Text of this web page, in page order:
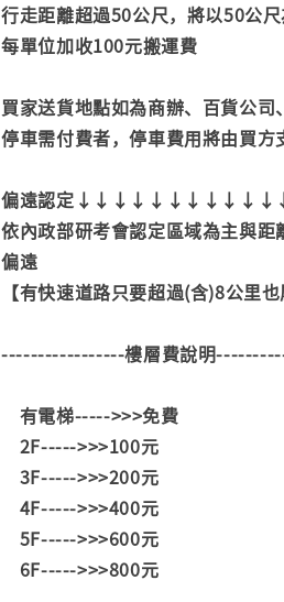
行走距離超過50公尺，將以50公
每單位加收100元搬運費
買家送貨地點如為商辦、百貨公司
停車需付費者，停車費用將由買方
偏遠認定
依內政部研考會認定區域為主與
偏遠
【有快速道路只要超過(含)8公里也
-----------------樓層費說明
有電梯----->>>免費
2F----->>>100元
3F----->>>200元
4F----->>>400元
5F----->>>600元
6F----->>>800元